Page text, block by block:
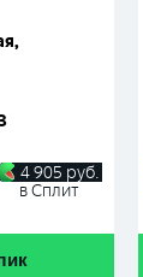
4 905 руб.
в Сплит